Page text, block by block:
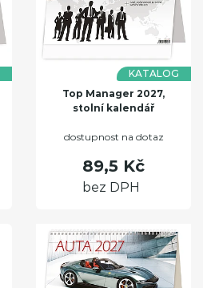
KATALOG
Top Manager 2027,
stolní kalendář
dostupnost na dotaz
89,5 Kč
bez DPH